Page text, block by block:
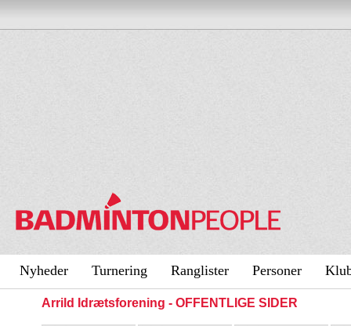
Nyheder Turnering Ranglister Personer
Arrild Idrætsforening - OFFENTLIGE SIDER